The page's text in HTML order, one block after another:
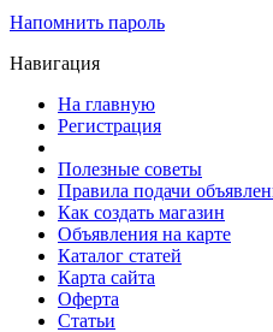
Напомнить пароль
Навигация
На главную
Регистрация
Полезные советы
Правила подачи
Как создать магазин
Объявления на карте
Каталог статей
Карта сайта
Оферта
Статьи